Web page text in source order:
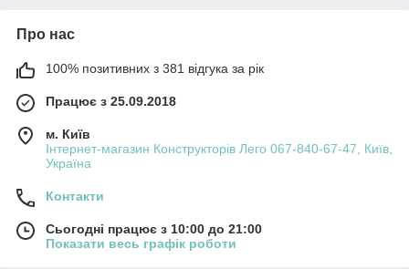
Про нас
100% позитивних з 381 відгука за рік
Працює з 25.09.2018
м. Київ
Інтернет-магазин Конструкторів Лего 067-840-67-47, Київ,
Україна
Контакти
Сьогодні працює з 10:00 до 21:00
Показати весь графік роботи